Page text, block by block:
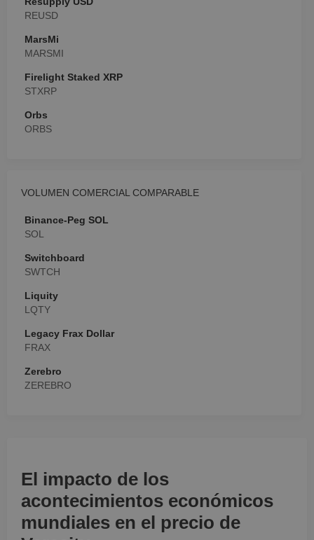
REUSD
MarsMi
MARSMI
Firelight Staked XRP
STXRP
Orbs
ORBS
VOLUMEN COMERCIAL COMPARABLE
Binance-Peg SOL
SOL
Switchboard
SWTCH
Liquity
LQTY
Legacy Frax Dollar
FRAX
Zerebro
ZEREBRO
El impacto de los
acontecimientos económicos
mundiales en el precio de